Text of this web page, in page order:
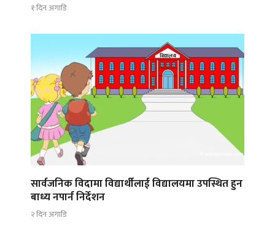
१ दिन अगाडि
सार्वजनिक विदामा विद्यार्थीलाई विद्यालयमा उपस्थित हुन
बाध्य नपार्न निर्देशन
२ दिन अगाडि